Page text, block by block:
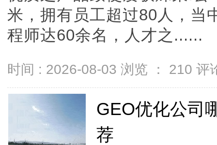
米，拥有员工超过80人，当
程师达60余名，人才之......
时间 : 2026-08-03 浏览 ： 210 评
GEO优化公司
荐